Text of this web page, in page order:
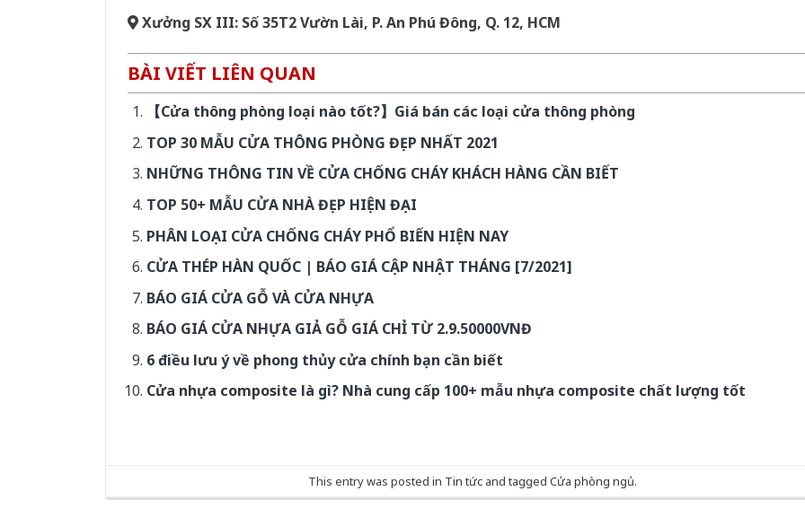
Xưởng SX III: Số 35T2 Vườn Lài, P. An Phú Đông, Q. 12, HCM
BÀI VIẾT LIÊN QUAN
【Cửa thông phòng loại nào tốt?】Giá bán các loại cửa thông phòng
TOP 30 MẪU CỬA THÔNG PHÒNG ĐẸP NHẤT 2021
NHỮNG THÔNG TIN VỀ CỬA CHỐNG CHÁY KHÁCH HÀNG CẦN BIẾT
TOP 50+ MẪU CỬA NHÀ ĐẸP HIỆN ĐẠI
PHÂN LOẠI CỬA CHỐNG CHÁY PHỔ BIẾN HIỆN NAY
CỬA THÉP HÀN QUỐC | BÁO GIÁ CẬP NHẬT THÁNG [7/2021]
BÁO GIÁ CỬA GỖ VÀ CỬA NHỰA
BÁO GIÁ CỬA NHỰA GIẢ GỖ GIÁ CHỈ TỪ 2.9.50000VNĐ
6 điều lưu ý về phong thủy cửa chính bạn cần biết
Cửa nhựa composite là gì? Nhà cung cấp 100+ mẫu nhựa composite chất lượng tốt
This entry was posted in Tin tức and tagged Cửa phòng ngủ.